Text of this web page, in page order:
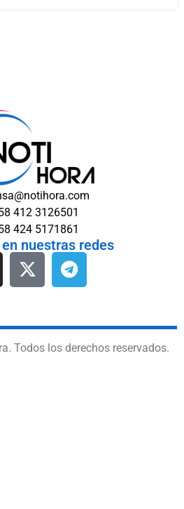
412 3126501
424 5171861
nuestras redes
Todos los derechos reservados.